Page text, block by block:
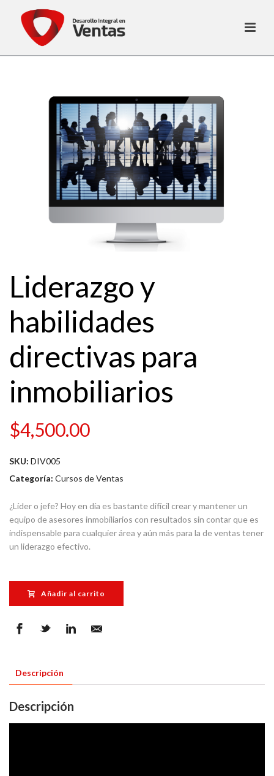
Liderazgo y
habilidades
directivas para
inmobiliarios
$4,500.00
SKU: DIV005
Categoría: Cursos de Ventas
¿Líder o jefe? Hoy en día es bastante difícil crear y mantener un
equipo de asesores inmobiliarios con resultados sin contar que es
indispensable para cualquier área y aún más para la de ventas tener
un liderazgo efectivo.
Añadir al carrito
Descripción
Descripción